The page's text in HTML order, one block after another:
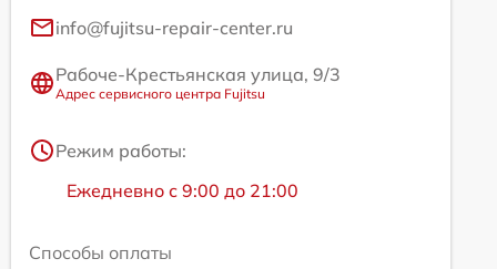
info@fujitsu-repair-center.ru
Рабоче-Крестьянская улица, 9/3
Адрес сервисного центра Fujitsu
Режим работы:
Ежедневно с 9:00 до 21:00
Способы оплаты